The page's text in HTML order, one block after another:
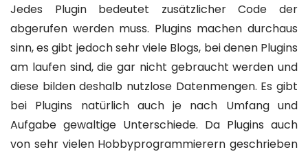
Jedes Plugin bedeutet zusätzlicher Code der
abgerufen werden muss. Plugins machen durchaus
sinn, es gibt jedoch sehr viele Blogs, bei denen Plugins
am laufen sind, die gar nicht gebraucht werden und
diese bilden deshalb nutzlose Datenmengen. Es gibt
bei Plugins natürlich auch je nach Umfang und
Aufgabe gewaltige Unterschiede. Da Plugins auch
von sehr vielen Hobbyprogrammierern geschrieben